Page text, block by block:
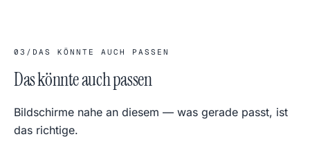
03 / DAS KÖNNTE AUCH PASSEN
Das könnte auch passen
Bildschirme nahe an diesem — was gerade passt, ist
das richtige.